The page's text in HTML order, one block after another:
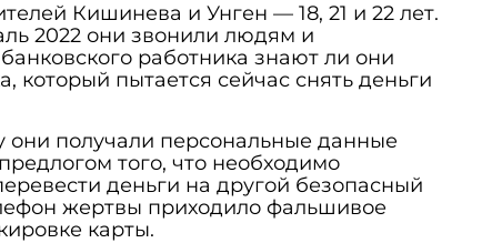
Кишинева и Унген — 18, 21 и 22 лет.
2022 они звонили людям и
работника знают ли они
который пытается сейчас снять деньги
получали персональные данные
того, что необходимо
деньги на другой безопасный
жертвы приходило фальшивое
карты.